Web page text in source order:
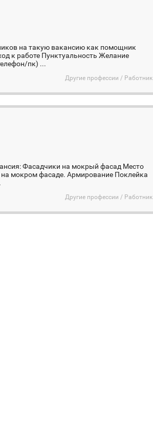
на такую вакансию как помощник
к работе Пунктуальность Желание
пк) ...
Другие профессии / Работник
Фасадчики на мокрый фасад Место
мокром фасаде. Армирование Поклейка
Другие профессии / Работник